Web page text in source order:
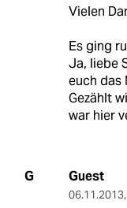
Vielen
Es ging
Ja, liebe
euch das
Gezählt
war hier
G Guest
06.11.2013,